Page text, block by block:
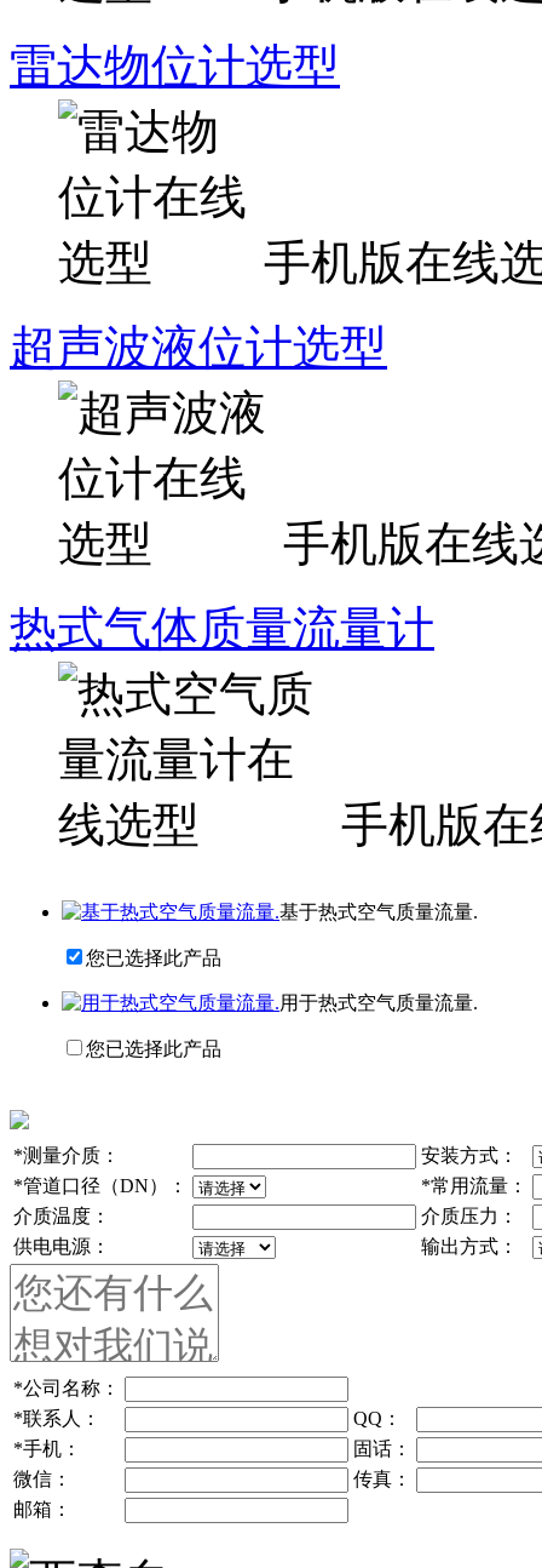
雷达物位计选型
手机版在线
超声波液位计选型
手机版在线
热式气体质量流量计
手机版
基于热式空气质量流量.
您已选择此产品
用于热式空气质量流量.
您已选择此产品
*测量介质：
安装方式：
*管道口径（DN）： *常用流量：
介质温度：
介质压力：
供电电源：
输出方式：
*公司名称：
*联系人：
QQ：
*手机：
固话：
微信：
传真：
邮箱：